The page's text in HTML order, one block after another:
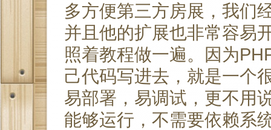
多方便第三方房展，我们
并且他的扩展也非常容易
照着教程做一遍。因为
己代码写进去，就是一个
易部署，易调试，更不用
能够运行，不需要依赖系